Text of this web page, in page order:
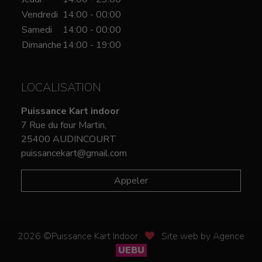
Vendredi 14:00 - 00:00
Samedi
14:00 - 00:00
Dimanche 14:00 - 19:00
LOCALISATION
Puissance Kart indoor
7 Rue du four Martin,
25400 AUDINCOURT
puissancekart@gmail.com
Appeler
2026 ©Puissance Kart Indoor
Site web by Agence
UEBU